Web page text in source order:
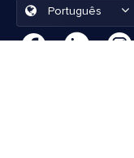
Português